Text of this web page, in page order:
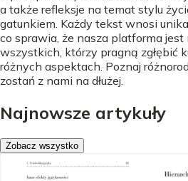
a także refleksje na temat stylu
gatunkiem. Każdy tekst wnosi
co sprawia, że nasza platforma jest
wszystkich, którzy pragną zgłębić
różnych aspektach. Poznaj
zostań z nami na dłużej.
Najnowsze artykuły
Zobacz wszystko